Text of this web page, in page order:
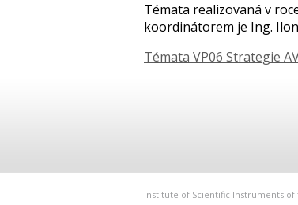
Témata realizovaná v
koordinátorem je Ing.
Témata VP06 Strategie
Institute of Scientific Instruments of